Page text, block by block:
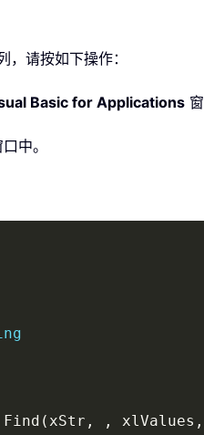
请按如下操作：
Basic for Applications
中。
Find ( xStr , , xlValues ,